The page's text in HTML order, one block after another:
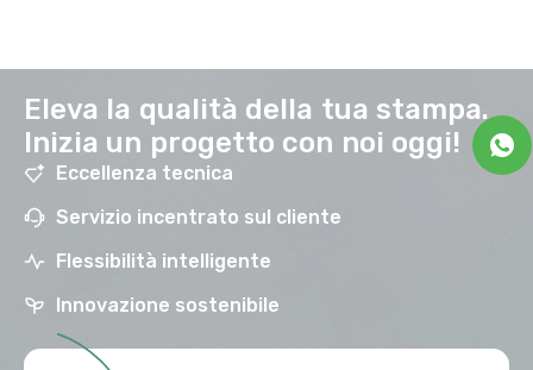
Eleva la qualità della tua stampa.
Inizia un progetto con noi oggi!
Eccellenza tecnica
Servizio incentrato sul cliente
Flessibilità intelligente
Innovazione sostenibile